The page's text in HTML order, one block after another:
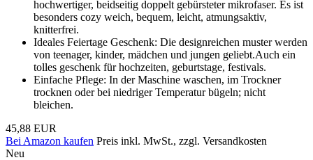
hochwertiger, beidseitig doppelt gebürsteter mikrofaser. Es ist
besonders cozy weich, bequem, leicht, atmungsaktiv,
knitterfrei.
Ideales Feiertage Geschenk: Die designreichen muster werden
von teenager, kinder, mädchen und jungen geliebt.Auch ein
tolles geschenk für hochzeiten, geburtstage, festivals.
Einfache Pflege: In der Maschine waschen, im Trockner
trocknen oder bei niedriger Temperatur bügeln; nicht
bleichen.
45,88 EUR
Bei Amazon kaufen Preis inkl. MwSt., zzgl. Versandkosten
Neu